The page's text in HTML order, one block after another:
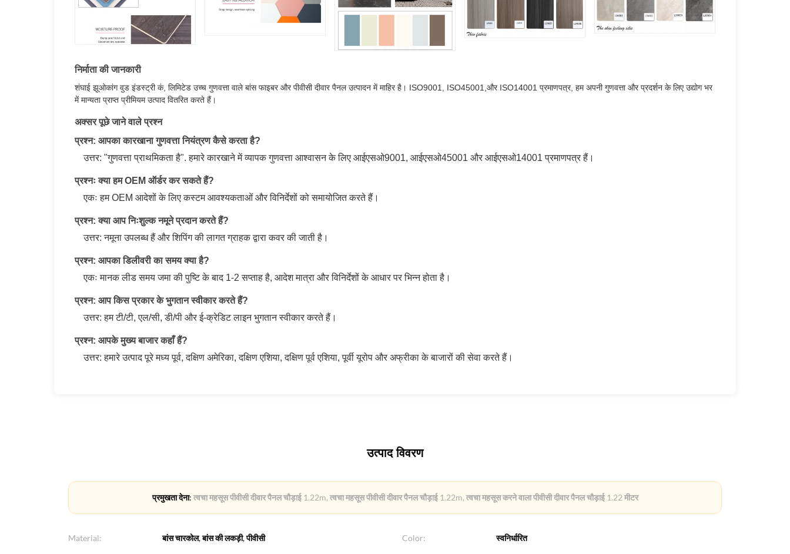
निर्माता की जानकारी
शंघाई झूओकांग वुड इंडस्ट्री कं, लिमिटेड उच्च गुणवत्ता वाले बांस फाइबर और पीवीसी दीवार पैनल उत्पादन में माहिर है। ISO9001, ISO45001,और ISO14001 प्रमाणपत्र, हम अपनी गुणवत्ता और प्रदर्शन के लिए उद्योग भर
में मान्यता प्राप्त प्रीमियम उत्पाद वितरित करते हैं।
अक्सर पूछे जाने वाले प्रश्न
प्रश्न: आपका कारखाना गुणवत्ता नियंत्रण कैसे करता है?
उत्तर: "गुणवत्ता प्राथमिकता है". हमारे कारखाने में व्यापक गुणवत्ता आश्वासन के लिए आईएसओ9001, आईएसओ45001 और आईएसओ14001 प्रमाणपत्र हैं।
प्रश्नः क्या हम OEM ऑर्डर कर सकते हैं?
एकः हम OEM आदेशों के लिए कस्टम आवश्यकताओं और विनिर्देशों को समायोजित करते हैं।
प्रश्न: क्या आप निःशुल्क नमूने प्रदान करते हैं?
उत्तर: नमूना उपलब्ध हैं और शिपिंग की लागत ग्राहक द्वारा कवर की जाती है।
प्रश्न: आपका डिलीवरी का समय क्या है?
एकः मानक लीड समय जमा की पुष्टि के बाद 1-2 सप्ताह है, आदेश मात्रा और विनिर्देशों के आधार पर भिन्न होता है।
प्रश्न: आप किस प्रकार के भुगतान स्वीकार करते हैं?
उत्तर: हम टी/टी, एल/सी, डी/पी और ई-क्रेडिट लाइन भुगतान स्वीकार करते हैं।
प्रश्न: आपके मुख्य बाजार कहाँ हैं?
उत्तर: हमारे उत्पाद पूरे मध्य पूर्व, दक्षिण अमेरिका, दक्षिण एशिया, दक्षिण पूर्व एशिया, पूर्वी यूरोप और अफ्रीका के बाजारों की सेवा करते हैं।
उत्पाद विवरण
प्रमुखता देना: त्वचा महसूस पीवीसी दीवार पैनल चौड़ाई 1.22m, त्वचा महसूस पीवीसी दीवार पैनल चौड़ाई 1.22m, त्वचा महसूस करने वाला पीवीसी दीवार पैनल चौड़ाई 1.22 मीटर
Material: बांस चारकोल, बांस की लकड़ी, पीवीसी Color: स्वनिर्धारित